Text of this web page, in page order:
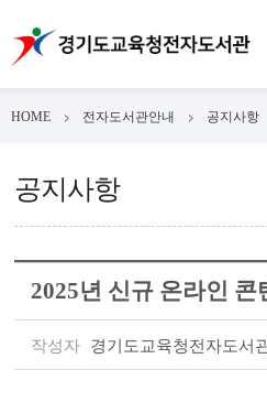
HOME 전자도서관안내 공지사항
공지사항
2025년 신규 온라인 콘
작성자 경기도교육청전자도서